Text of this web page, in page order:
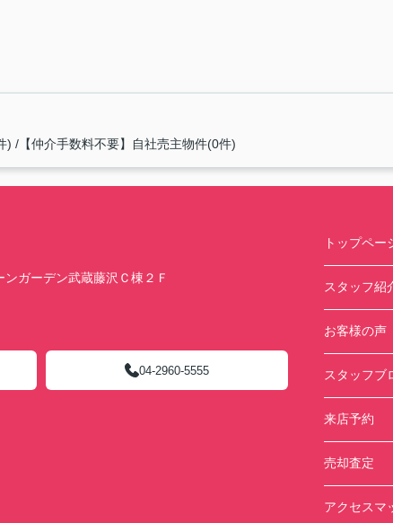
) 【仲介手数料不要】自社売主物件(0件)
ガーデン武蔵藤沢Ｃ棟２Ｆ
04-2960-5555
トップペー
スタッフ紹
お客様の声
スタッフブ
来店予約
売却査定
アクセスマ